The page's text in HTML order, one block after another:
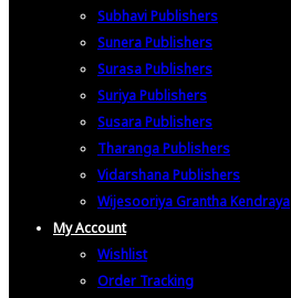
Subhavi Publishers
Sunera Publishers
Surasa Publishers
Suriya Publishers
Susara Publishers
Tharanga Publishers
Vidarshana Publishers
Wijesooriya Grantha Kendraya
My Account
Wishlist
Order Tracking